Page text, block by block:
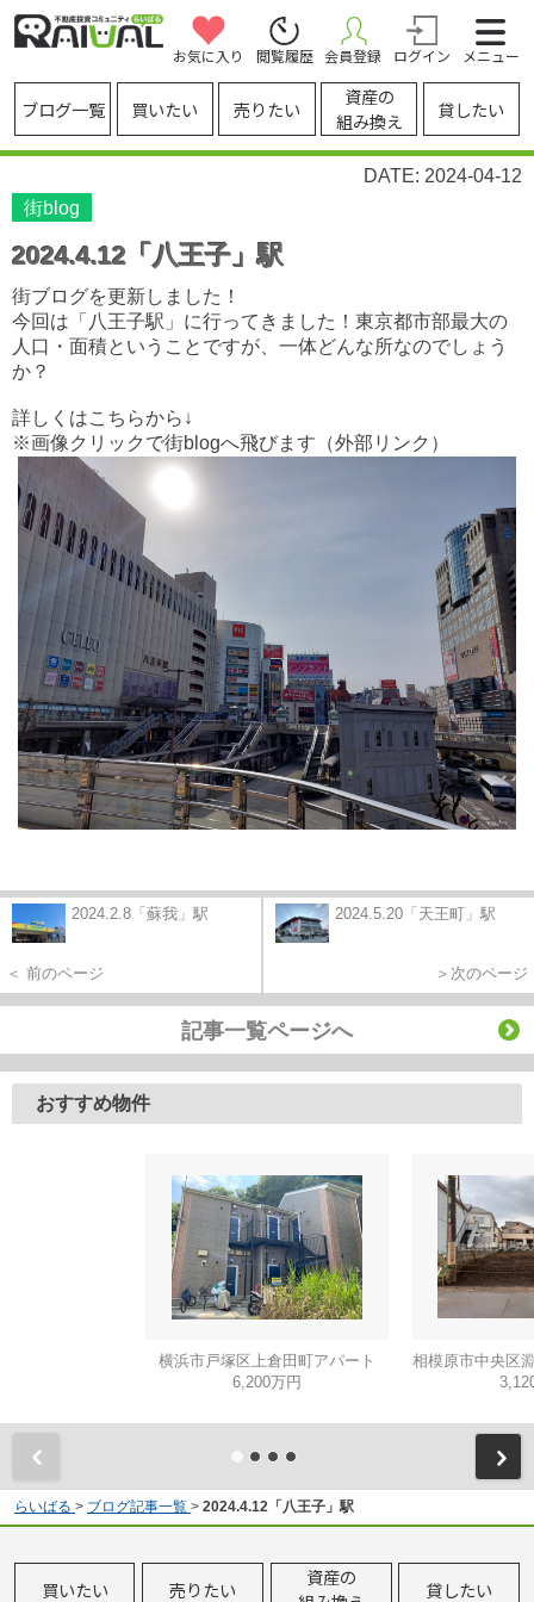
お気に入り 閲覧履歴 会員登録 ログイン メニュー
ブログ一覧 買いたい 売りたい
資産の
組み換え
貸したい
DATE: 2024-04-12
街blog
2024.4.12「八王子」駅
街ブログを更新しました！
今回は「八王子駅」に行ってきました！東京都市部最大の
人口・面積ということですが、一体どんな所なのでしょう
か？
詳しくはこちらから↓
※画像クリックで街blogへ飛びます（外部リンク）
2024.2.8「蘇我」駅
＜ 前のページ
2024.5.20「天王町」駅
＞次のページ
記事一覧ページへ
おすすめ物件
横浜市戸塚区上倉田町アパート
6,200万円
らいばる > ブログ記事一覧 > 2024.4.12「八王子」駅
買いたい 売りたい
資産の
貸したい